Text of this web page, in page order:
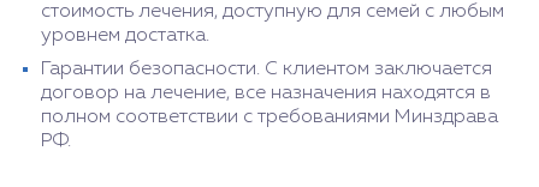
стоимость лечения, доступную для семей с любым
уровнем достатка.
Гарантии безопасности. С клиентом заключается
договор на лечение, все назначения находятся в
полном соответствии с требованиями Минздрава
РФ.